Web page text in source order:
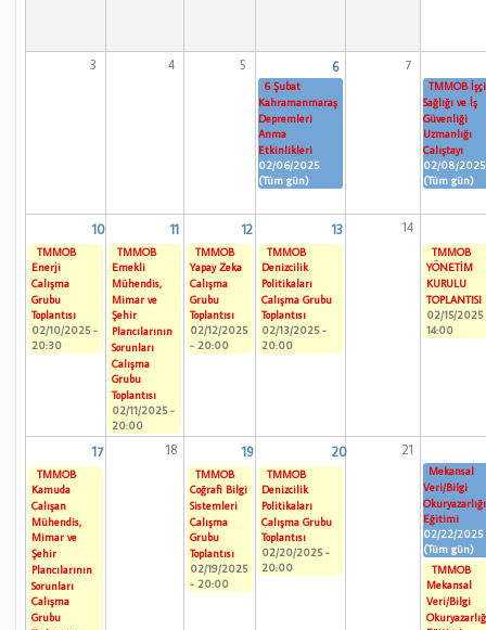
3 4 5 6 7
6 Şubat
Kahramanmaraş
Depremleri
Anma
Etkinlikleri
02/06/2025
(Tüm gün)
TMMOB İşçi
Sağlığı ve İş
Güvenliği
Uzmanlığı
Çalıştayı
02/08/2025
(Tüm gün)
10 11 12 13 14
TMMOB
Enerji
Çalışma
Grubu
Toplantısı
02/10/2025 -
20:30
TMMOB
Emekli
Mühendis,
Mimar ve
Şehir
Plancılarının
Sorunları
Çalışma
Grubu
Toplantısı
02/11/2025 -
20:00
TMMOB
Yapay Zeka
Çalışma
Grubu
Toplantısı
02/12/2025
- 20:00
TMMOB
Denizcilik
Politikaları
Çalışma Grubu
Toplantısı
02/13/2025 -
20:00
TMMOB
YÖNETİM
KURULU
TOPLANTISI
02/15/2025
14:00
17 18 19 20 21
TMMOB
Kamuda
Çalışan
Mühendis,
Mimar ve
Şehir
Plancılarının
Sorunları
Çalışma
Grubu
TMMOB
Coğrafi Bilgi
Sistemleri
Çalışma
Grubu
Toplantısı
02/19/2025
- 20:00
TMMOB
Denizcilik
Politikaları
Çalışma Grubu
Toplantısı
02/20/2025 -
20:00
Mekansal
Veri/Bilgi
Okuryazarlığı
Eğitimi
02/22/2025
(Tüm gün)
TMMOB
Mekansal
Veri/Bilgi